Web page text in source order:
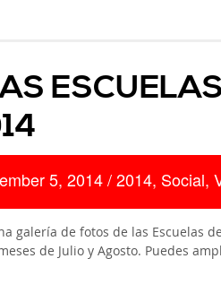
5, 2014 /2014, Social,
galería de fotos de las Escuelas
de Julio y Agosto. Puedes